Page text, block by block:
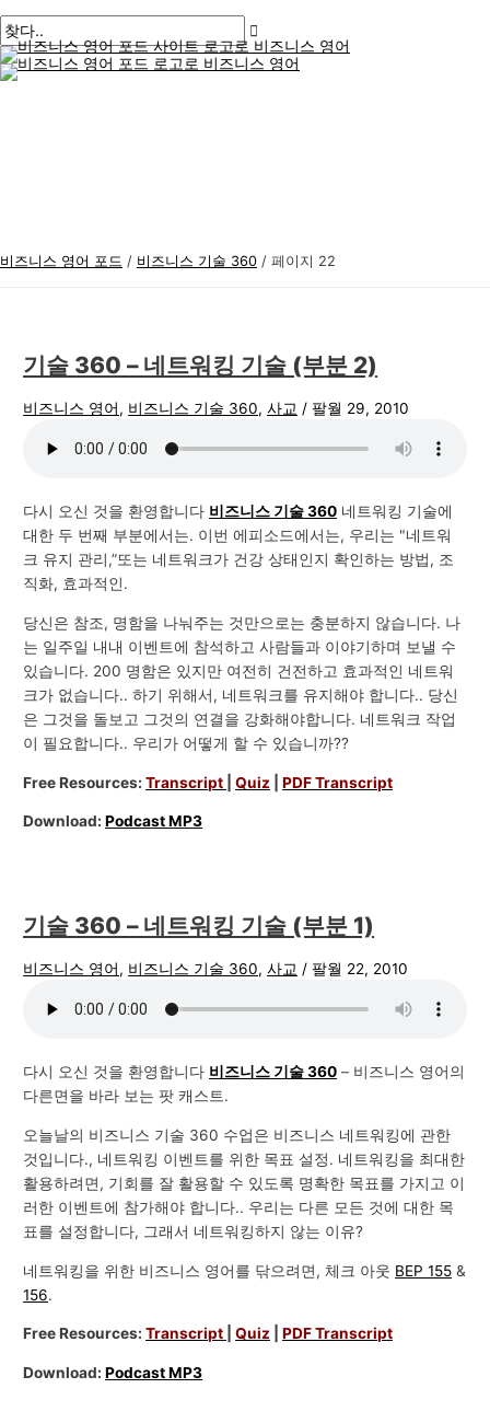
텐
츠
로
인
뉴
비즈니스 영어 포드 / 비즈니스 기술 360 / 페이지 22
기술 360 – 네트워킹 기술 (부분 2)
비즈니스 영어, 비즈니스 기술 360,사교 /팔월 29, 2010
다시 오신 것을 환영합니다 비즈니스 기술 360 네트워킹 기술에
대한 두 번째 부분에서는. 이번 에피소드에서는, 우리는 "네트워
크 유지 관리,”또는 네트워크가 건강 상태인지 확인하는 방법, 조
직화, 효과적인.
당신은 참조, 명함을 나눠주는 것만으로는 충분하지 않습니다. 나
는 일주일 내내 이벤트에 참석하고 사람들과 이야기하며 보낼 수
있습니다. 200 명함은 있지만 여전히 건전하고 효과적인 네트워
크가 없습니다.. 하기 위해서, 네트워크를 유지해야 합니다.. 당신
은 그것을 돌보고 그것의 연결을 강화해야합니다. 네트워크 작업
이 필요합니다.. 우리가 어떻게 할 수 있습니까??
Free Resources:Transcript |Quiz |PDF Transcript
Download:Podcast MP3
기술 360 – 네트워킹 기술 (부분 1)
비즈니스 영어, 비즈니스 기술 360,사교 /팔월 22, 2010
다시 오신 것을 환영합니다 비즈니스 기술 360 – 비즈니스 영어의
다른면을 바라 보는 팟 캐스트.
오늘날의 비즈니스 기술 360 수업은 비즈니스 네트워킹에 관한
것입니다., 네트워킹 이벤트를 위한 목표 설정. 네트워킹을 최대한
활용하려면, 기회를 잘 활용할 수 있도록 명확한 목표를 가지고 이
러한 이벤트에 참가해야 합니다.. 우리는 다른 모든 것에 대한 목
표를 설정합니다, 그래서 네트워킹하지 않는 이유?
네트워킹을 위한 비즈니스 영어를 닦으려면, 체크 아웃 BEP 155 &
156.
Free Resources:Transcript |Quiz |PDF Transcript
Download:Podcast MP3
시
물
페
비
즈
니
검
색
: